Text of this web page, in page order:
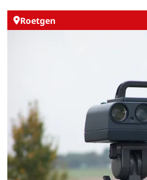
Roetgen